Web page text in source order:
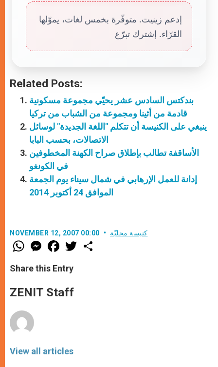
إدعم زينيت. متوفّرة بخمس لغات، يموّلها
القرّاء. إشترك تبرّع
Related Posts:
بندكتس السادس عشر يحيّي مجموعة مسكونية
قادمة من أثينا ومجموعة من الشباب من تركيا
ينبغي على الكنيسة أن تتكلم "اللغة الجديدة" لوسائل
الاتصالات، بحسب البابا
الأساقفة تطالب بإطلاق صراح الكهنة المخطوفين
في الكونغو
إدانة للعمل الإرهابي في شمال سيناء يوم الجمعة
الموافق 24 أكتوبر 2014
NOVEMBER 12, 2007 00:00 كنيسة محليّة
W
h
t
s
p
p
M
e
s
e
g
e
F
a
e
b
o
k
w
Share this Entry
ZENIT Staff
View all articles